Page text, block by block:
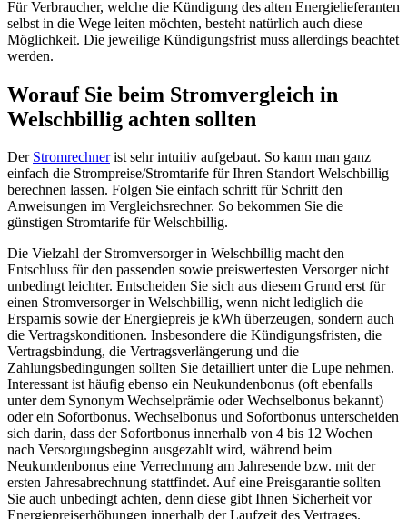
Für Verbraucher, welche die Kündigung des alten Energielieferanten
selbst in die Wege leiten möchten, besteht natürlich auch diese
Möglichkeit. Die jeweilige Kündigungsfrist muss allerdings beachtet
werden.
Worauf Sie beim Stromvergleich in
Welschbillig achten sollten
Der Stromrechnerist sehr intuitiv aufgebaut. So kann man ganz
einfach die Strompreise/Stromtarife für Ihren Standort Welschbillig
berechnen lassen. Folgen Sie einfach schritt für Schritt den
Anweisungen im Vergleichsrechner. So bekommen Sie die
günstigen Stromtarife für Welschbillig.
Die Vielzahl der Stromversorger in Welschbillig macht den
Entschluss für den passenden sowie preiswertesten Versorger nicht
unbedingt leichter. Entscheiden Sie sich aus diesem Grund erst für
einen Stromversorger in Welschbillig, wenn nicht lediglich die
Ersparnis sowie der Energiepreis je kWh überzeugen, sondern auch
die Vertragskonditionen. Insbesondere die Kündigungsfristen, die
Vertragsbindung, die Vertragsverlängerung und die
Zahlungsbedingungen sollten Sie detailliert unter die Lupe nehmen.
Interessant ist häufig ebenso ein Neukundenbonus (oft ebenfalls
unter dem Synonym Wechselprämie oder Wechselbonus bekannt)
oder ein Sofortbonus. Wechselbonus und Sofortbonus unterscheiden
sich darin, dass der Sofortbonus innerhalb von 4 bis 12 Wochen
nach Versorgungsbeginn ausgezahlt wird, während beim
Neukundenbonus eine Verrechnung am Jahresende bzw. mit der
ersten Jahresabrechnung stattfindet. Auf eine Preisgarantie sollten
Sie auch unbedingt achten, denn diese gibt Ihnen Sicherheit vor
Energiepreiserhöhungen innerhalb der Laufzeit des Vertrages.